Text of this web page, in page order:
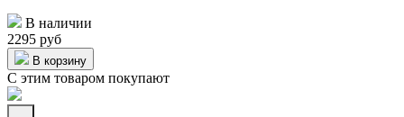
В наличии
2295 руб
В корзину
С этим товаром покупают